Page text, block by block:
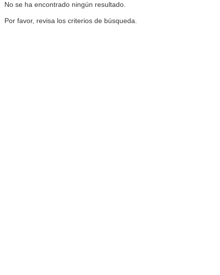
No se ha encontrado ningún resultado.
Por favor, revisa los criterios de búsqueda.